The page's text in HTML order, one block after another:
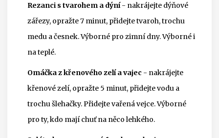
Rezanci s tvarohem a dýní- nakrájejte dýňové
zářezy, opražte 7 minut, přidejte tvaroh, trochu
medu a česnek. Výborné pro zimní dny. Výborné i
na teplé.
Omáčka z křenového zelí a vajec - nakrájejte
křenové zelí, opražte 5 minut, přidejte vodu a
trochu šlehačky. Přidejte vařená vejce. Výborné
pro ty, kdo mají chuť na něco lehkého.